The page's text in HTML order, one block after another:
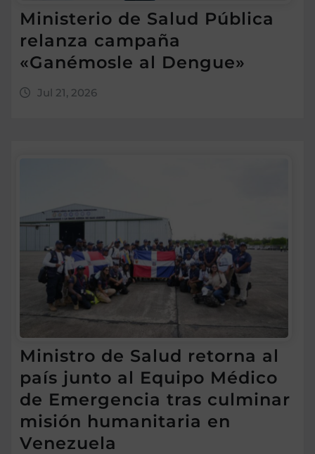
Ministerio de Salud Pública
relanza campaña
«Ganémosle al Dengue»
Jul 21, 2026
Ministro de Salud retorna al
país junto al Equipo Médico
de Emergencia tras culminar
misión humanitaria en
Venezuela